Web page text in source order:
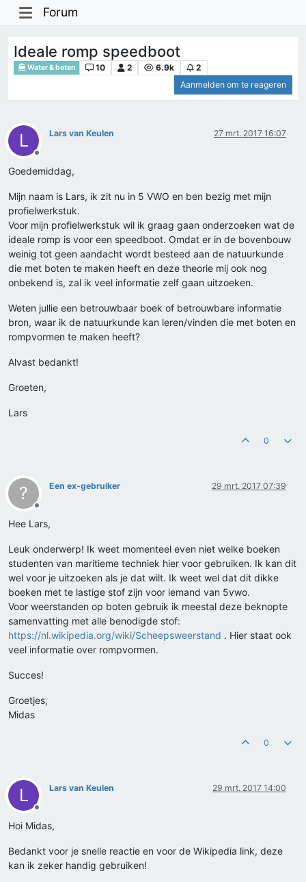
Forum
Ideale romp speedboot
Water & boten 10 2 6.9k
2
Aanmelden om te reageren
L
Offline
Lars van Keulen 27 mrt. 2017 16:07
Goedemiddag,
Mijn naam is Lars, ik zit nu in 5 VWO en ben bezig met mijn
profielwerkstuk.
Voor mijn profielwerkstuk wil ik graag gaan onderzoeken wat de
ideale romp is voor een speedboot. Omdat er in de bovenbouw
weinig tot geen aandacht wordt besteed aan de natuurkunde
die met boten te maken heeft en deze theorie mij ook nog
onbekend is, zal ik veel informatie zelf gaan uitzoeken.
Weten jullie een betrouwbaar boek of betrouwbare informatie
bron, waar ik de natuurkunde kan leren/vinden die met boten en
rompvormen te maken heeft?
Alvast bedankt!
Groeten,
Lars
0
?
Offline
Een ex-gebruiker 29 mrt. 2017 07:39
Hee Lars,
Leuk onderwerp! Ik weet momenteel even niet welke boeken
studenten van maritieme techniek hier voor gebruiken. Ik kan dit
wel voor je uitzoeken als je dat wilt. Ik weet wel dat dit dikke
boeken met te lastige stof zijn voor iemand van 5vwo.
Voor weerstanden op boten gebruik ik meestal deze beknopte
samenvatting met alle benodigde stof:
https://nl.wikipedia.org/wiki/Scheepsweerstand . Hier staat ook
veel informatie over rompvormen.
Succes!
Groetjes,
Midas
0
L
Offline
Lars van Keulen 29 mrt. 2017 14:00
Hoi Midas,
Bedankt voor je snelle reactie en voor de Wikipedia link, deze
kan ik zeker handig gebruiken!